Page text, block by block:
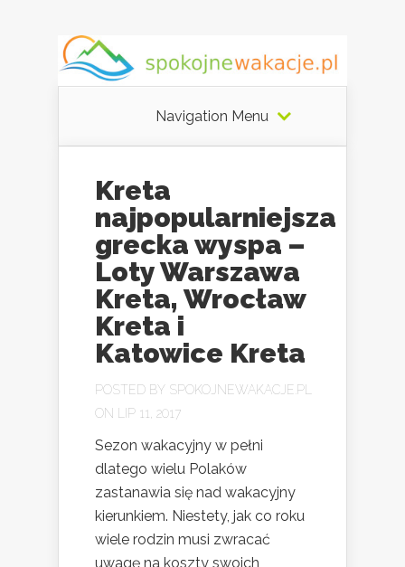
Navigation Menu
Kreta
najpopularniejsza
grecka wyspa –
Loty Warszawa
Kreta, Wrocław
Kreta i
Katowice Kreta
POSTED BY SPOKOJNEWAKACJE.PL
ON LIP 11, 2017
Sezon wakacyjny w pełni
dlatego wielu Polaków
zastanawia się nad wakacyjny
kierunkiem. Niestety, jak co roku
wiele rodzin musi zwracać
uwagę na koszty swoich